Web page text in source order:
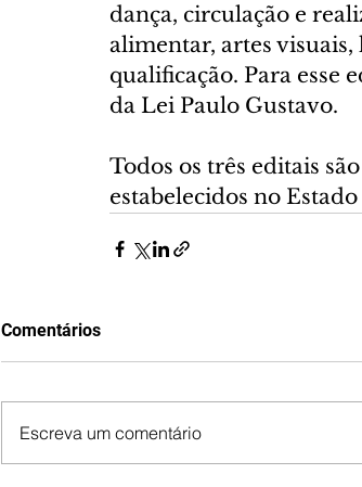
dança, circulação e
alimentar, artes
qualificação. Para esse
da Lei Paulo Gustavo.
Todos os três editais
estabelecidos no
Comentários
Escreva um comentário